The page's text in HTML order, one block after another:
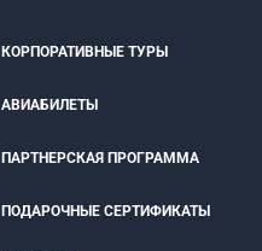
КОРПОРАТИВНЫЕ ТУРЫ
АВИАБИЛЕТЫ
ПАРТНЕРСКАЯ ПРОГРАММА
ПОДАРОЧНЫЕ СЕРТИФИКАТЫ